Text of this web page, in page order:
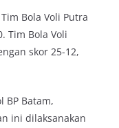
Bola Voli Putra
Tim Bola Voli
skor 25-12,
BP Batam,
ini dilaksanakan